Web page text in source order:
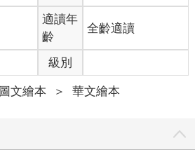
適讀年
齡
全齡適讀
級別
圖文繪本 ＞ 華文繪本